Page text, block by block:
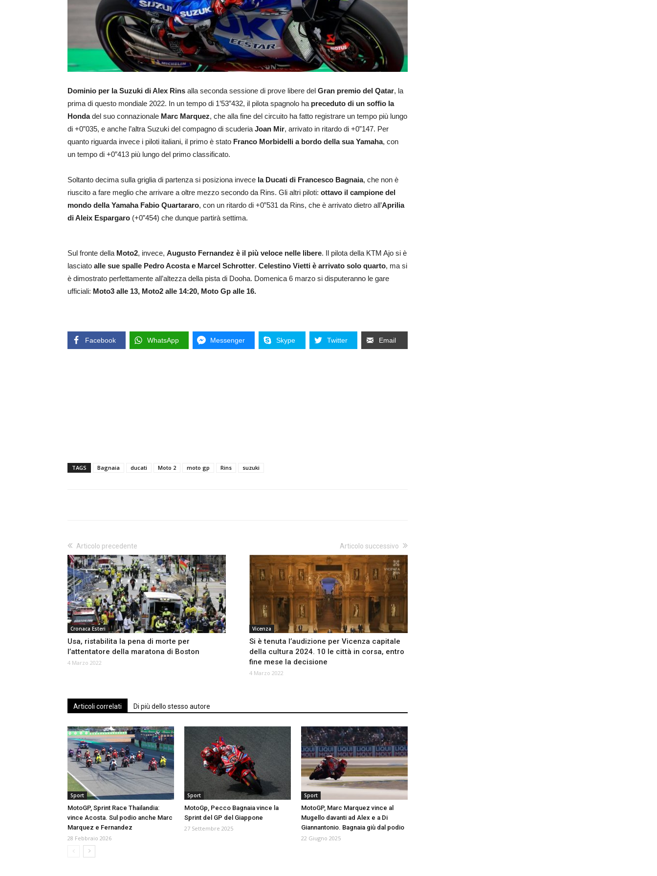
Dominio per la Suzuki di Alex Rins alla seconda sessione di prove libere del Gran premio del Qatar, la
prima di questo mondiale 2022. In un tempo di 1’53”432, il pilota spagnolo ha preceduto di un soffio la
Hondadel suo connazionale Marc Marquez, che alla fine del circuito ha fatto registrare un tempo più lungo
di +0”035, e anche l’altra Suzuki del compagno di scuderia Joan Mir, arrivato in ritardo di +0”147. Per
quanto riguarda invece i piloti italiani, il primo è stato Franco Morbidelli a bordo della sua Yamaha, con
un tempo di +0”413 più lungo del primo classificato.
Soltanto decima sulla griglia di partenza si posiziona invece la Ducati di Francesco Bagnaia, che non è
riuscito a fare meglio che arrivare a oltre mezzo secondo da Rins. Gli altri piloti: ottavo il campione del
mondo della Yamaha Fabio Quartararo, con un ritardo di +0”531 da Rins, che è arrivato dietro all’Aprilia
di Aleix Espargaro (+0”454) che dunque partirà settima.
Sul fronte della Moto2, invece, Augusto Fernandez è il più veloce nelle libere. Il pilota della KTM Ajo si è
lasciato alle sue spalle Pedro Acosta e Marcel Schrotter. Celestino Vietti è arrivato solo quarto, ma si
è dimostrato perfettamente all’altezza della pista di Dooha. Domenica 6 marzo si disputeranno le gare
ufficiali: Moto3 alle 13, Moto2 alle 14:20, Moto Gp alle 16.
Facebook WhatsApp Messenger Skype Twitter Email
TAGS Bagnaia ducati Moto 2 moto gp Rins suzuki
Articolo precedente
Cronaca Esteri
Usa, ristabilita la pena di morte per
l’attentatore della maratona di Boston
4 Marzo 2022
Articolo successivo
Vicenza
Si è tenuta l’audizione per Vicenza capitale
della cultura 2024. 10 le città in corsa, entro
fine mese la decisione
4 Marzo 2022
Articoli correlati Di più dello stesso autore
Sport
MotoGP, Sprint Race Thailandia:
vince Acosta. Sul podio anche Marc
Marquez e Fernandez
28 Febbraio 2026
Sport
MotoGp, Pecco Bagnaia vince la
Sprint del GP del Giappone
27 Settembre 2025
Sport
MotoGP, Marc Marquez vince al
Mugello davanti ad Alex e a Di
Giannantonio. Bagnaia giù dal podio
22 Giugno 2025